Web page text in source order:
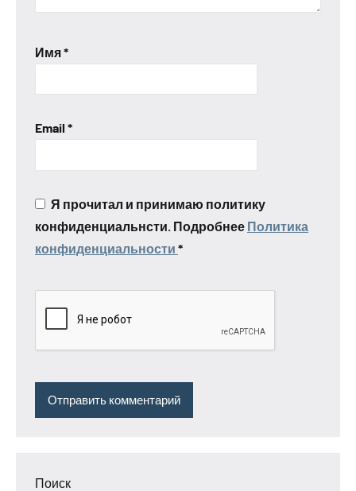
Имя*
Email *
Я прочитал и принимаю политику
конфиденциальнсти. Подробнее Политика
конфиденциальности *
Поиск